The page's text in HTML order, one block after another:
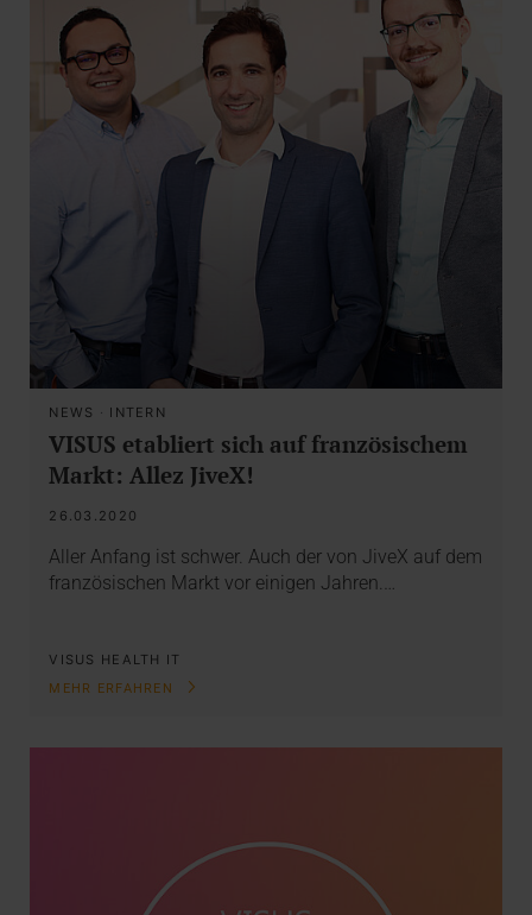
NEWS · INTERN
VISUS etabliert sich auf französischem
Markt: Allez JiveX!
26.03.2020
Aller Anfang ist schwer. Auch der von JiveX auf dem
französischen Markt vor einigen Jahren.…
VISUS HEALTH IT
MEHR ERFAHREN